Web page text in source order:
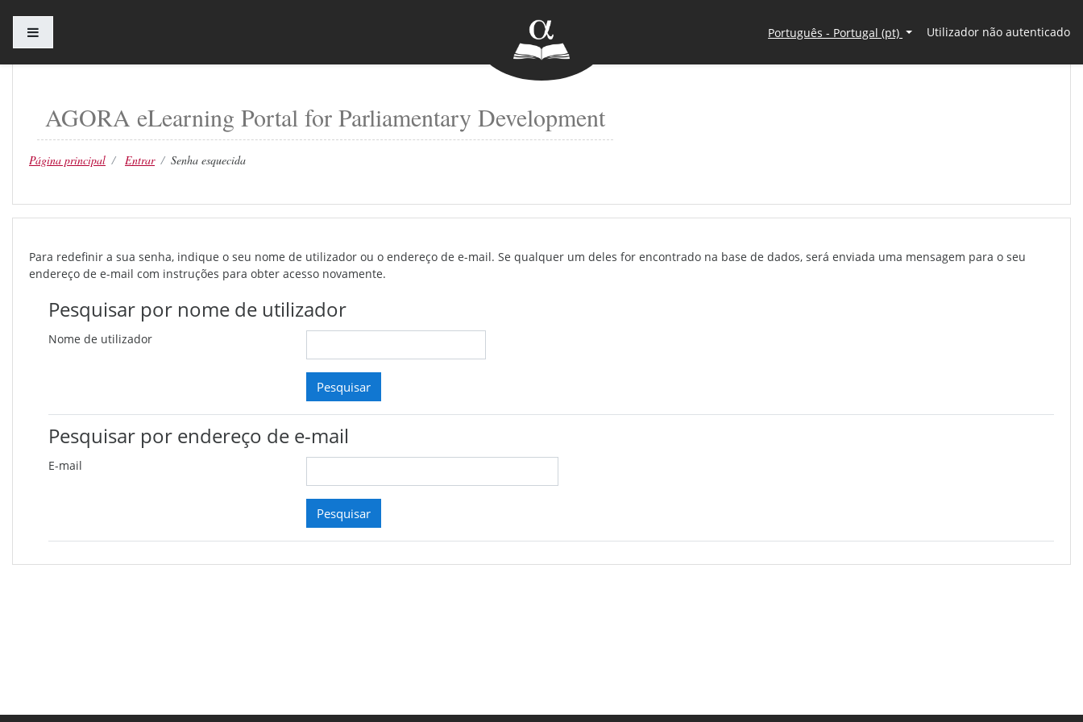
Ir para o conteúdo principal
Português - Portugal ‎(pt)‎ Utilizador não autenticado
AGORA eLearning Portal for Parliamentary Development
Página principal Entrar Senha esquecida
Para redefinir a sua senha, indique o seu nome de utilizador ou o endereço de e-mail. Se qualquer um deles for encontrado na base de dados, será enviada uma mensagem para o seu
endereço de e-mail com instruções para obter acesso novamente.
Pesquisar por nome de utilizador
Nome de utilizador
Pesquisar por endereço de e-mail
E-mail